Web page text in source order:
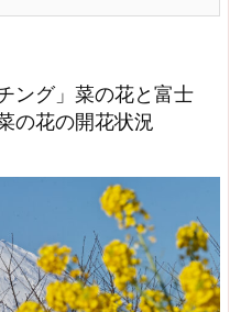
ング」菜の花と富士
花の開花状況